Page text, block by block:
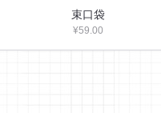
束口袋
¥59.00